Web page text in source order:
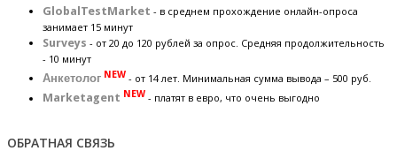
GlobalTestMarket - в среднем прохождение онлайн-опроса
занимает 15 минут
Surveys - от 20 до 120 рублей за опрос. Средняя продолжительность
- 10 минут
Анкетолог NEW - от 14 лет. Минимальная сумма вывода – 500 руб.
Marketagent NEW - платят в евро, что очень выгодно
ОБРАТНАЯ СВЯЗЬ